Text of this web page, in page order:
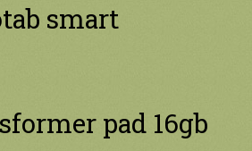
smart
pad 16gb